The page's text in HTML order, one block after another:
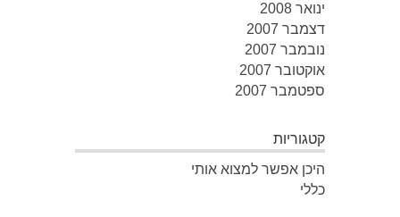
ינואר 2008
דצמבר 2007
נובמבר 2007
אוקטובר 2007
ספטמבר 2007
קטגוריות
היכן אפשר למצוא אותי
כללי